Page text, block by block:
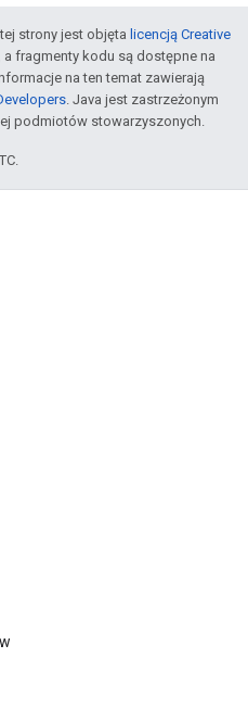
strony jest objęta licencją Creative
a fragmenty kodu są dostępne na
na ten temat zawierają
. Java jest zastrzeżonym
podmiotów stowarzyszonych.